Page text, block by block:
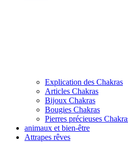
Explication des Chakras
Articles Chakras
Bijoux Chakras
Bougies Chakras
Pierres précieuses
animaux et bien-être
Attrapes rêves